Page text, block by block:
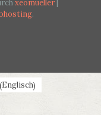
xeomueller |
.
Englisch)